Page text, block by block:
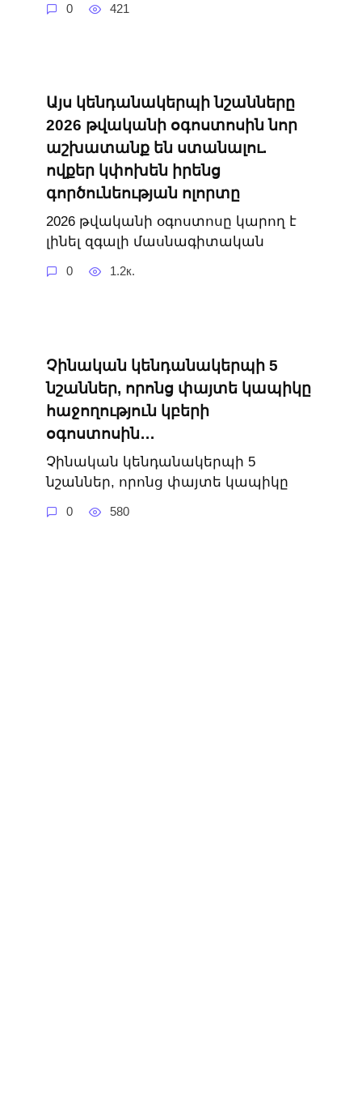
0 421
Այս կենդանակերպի նշանները
2026 թվականի օգոստոսին նոր
աշխատանք են ստանալու.
ովքեր կփոխեն իրենց
գործունեության ոլորտը
2026 թվականի օգոստոսը կարող է
լինել զգալի մասնագիտական
0 1.2к.
Չինական կենդանակերպի 5
նշաններ, որոնց փայտե կապիկը
հաջողություն կբերի
օգոստոսին․․․
Չինական կենդանակերպի 5
նշաններ, որոնց փայտե կապիկը
0 580